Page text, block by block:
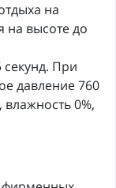
на
на высоте до
секунд. При
давление 760
влажность 0%,